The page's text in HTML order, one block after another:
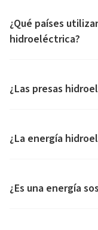
¿Qué países
hidroeléctrica?
¿Las presas
¿La energía
¿Es una energía